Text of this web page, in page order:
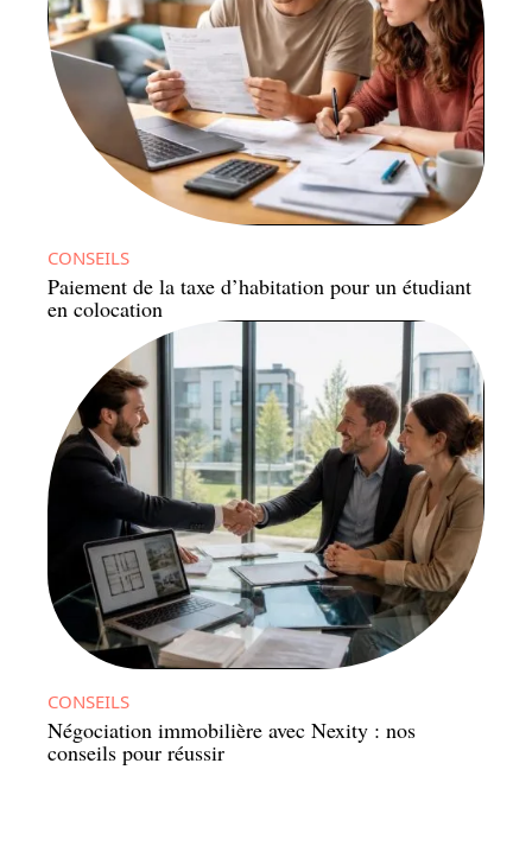
CONSEILS
Paiement de la taxe d’habitation pour un étudiant
en colocation
CONSEILS
Négociation immobilière avec Nexity : nos
conseils pour réussir